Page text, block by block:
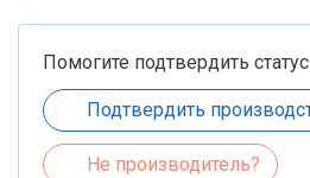
Помогите подтвердить
Подтвердить
Не производитель?